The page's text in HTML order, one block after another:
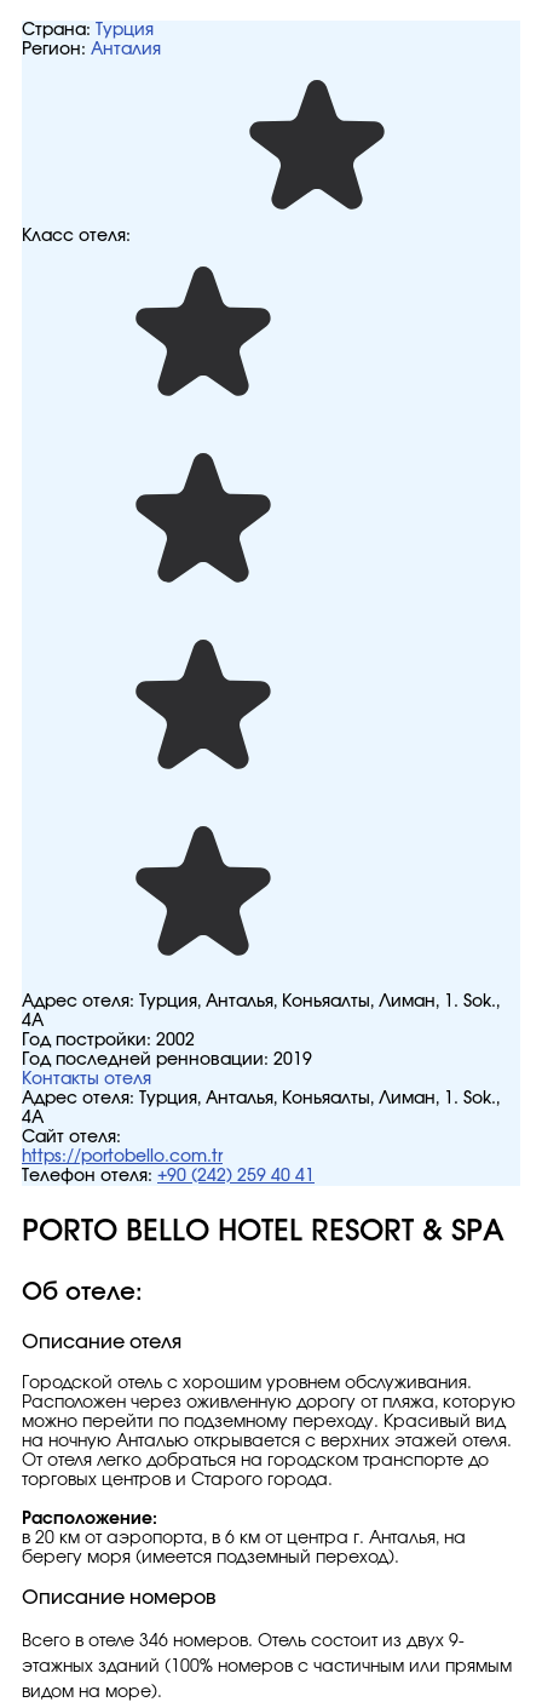
Страна:
Турция
Регион: Анталия
Класс отеля:
Адрес отеля:
Турция, Анталья, Коньяалты, Лиман, 1. Sok.,
4A
Год постройки: 2002
Год последней ренновации: 2019
Контакты отеля
Адрес отеля:
Турция, Анталья, Коньяалты, Лиман, 1. Sok.,
4A
Сайт отеля:
https://portobello.com.tr
Телефон отеля: +90 (242) 259 40 41
PORTO BELLO HOTEL RESORT & SPA
Об отеле:
Описание отеля
Городской отель с хорошим уровнем обслуживания.
Расположен через оживленную дорогу от пляжа, которую
можно перейти по подземному переходу. Красивый вид
на ночную Анталью открывается с верхних этажей отеля.
От отеля легко добраться на городском транспорте до
торговых центров и Старого города.
Расположение:
в 20 км от аэропорта, в 6 км от центра г. Анталья, на
берегу моря (имеется подземный переход).
Описание номеров
Всего в отеле 346 номеров. Отель состоит из двух 9-
этажных зданий (100% номеров с частичным или прямым
видом на море).